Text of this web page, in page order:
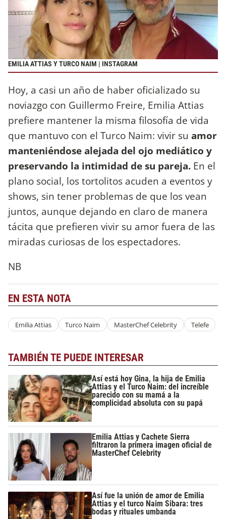
EMILIA ATTIAS Y TURCO NAIM | INSTAGRAM
Hoy, a casi un año de haber oficializado su
noviazgo con Guillermo Freire, Emilia Attias
prefiere mantener la misma filosofía de vida
que mantuvo con el Turco Naim: vivir su amor
manteniéndose alejada del ojo mediático y
preservando la intimidad de su pareja. En el
plano social, los tortolitos acuden a eventos y
shows, sin tener problemas de que los vean
juntos, aunque dejando en claro de manera
tácita que prefieren vivir su amor fuera de las
miradas curiosas de los espectadores.
NB
EN ESTA NOTA
Emilia Attias Turco Naim MasterChef Celebrity Telefe
TAMBIÉN TE PUEDE INTERESAR
Así está hoy Gina, la hija de Emilia
Attias y el Turco Naim: del increíble
parecido con su mamá a la
complicidad absoluta con su papá
Emilia Attias y Cachete Sierra
filtraron la primera imagen oficial de
MasterChef Celebrity
Así fue la unión de amor de Emilia
Attias y el turco Naim Sibara: tres
bodas y rituales umbanda